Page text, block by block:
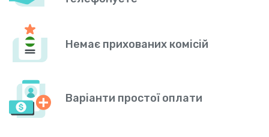
Немає прихованих комісій
Варіанти простої оплати